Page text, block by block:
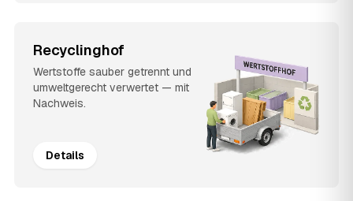
Recyclinghof
Wertstoffe sauber getrennt und
umweltgerecht verwertet — mit
Nachweis.
Details